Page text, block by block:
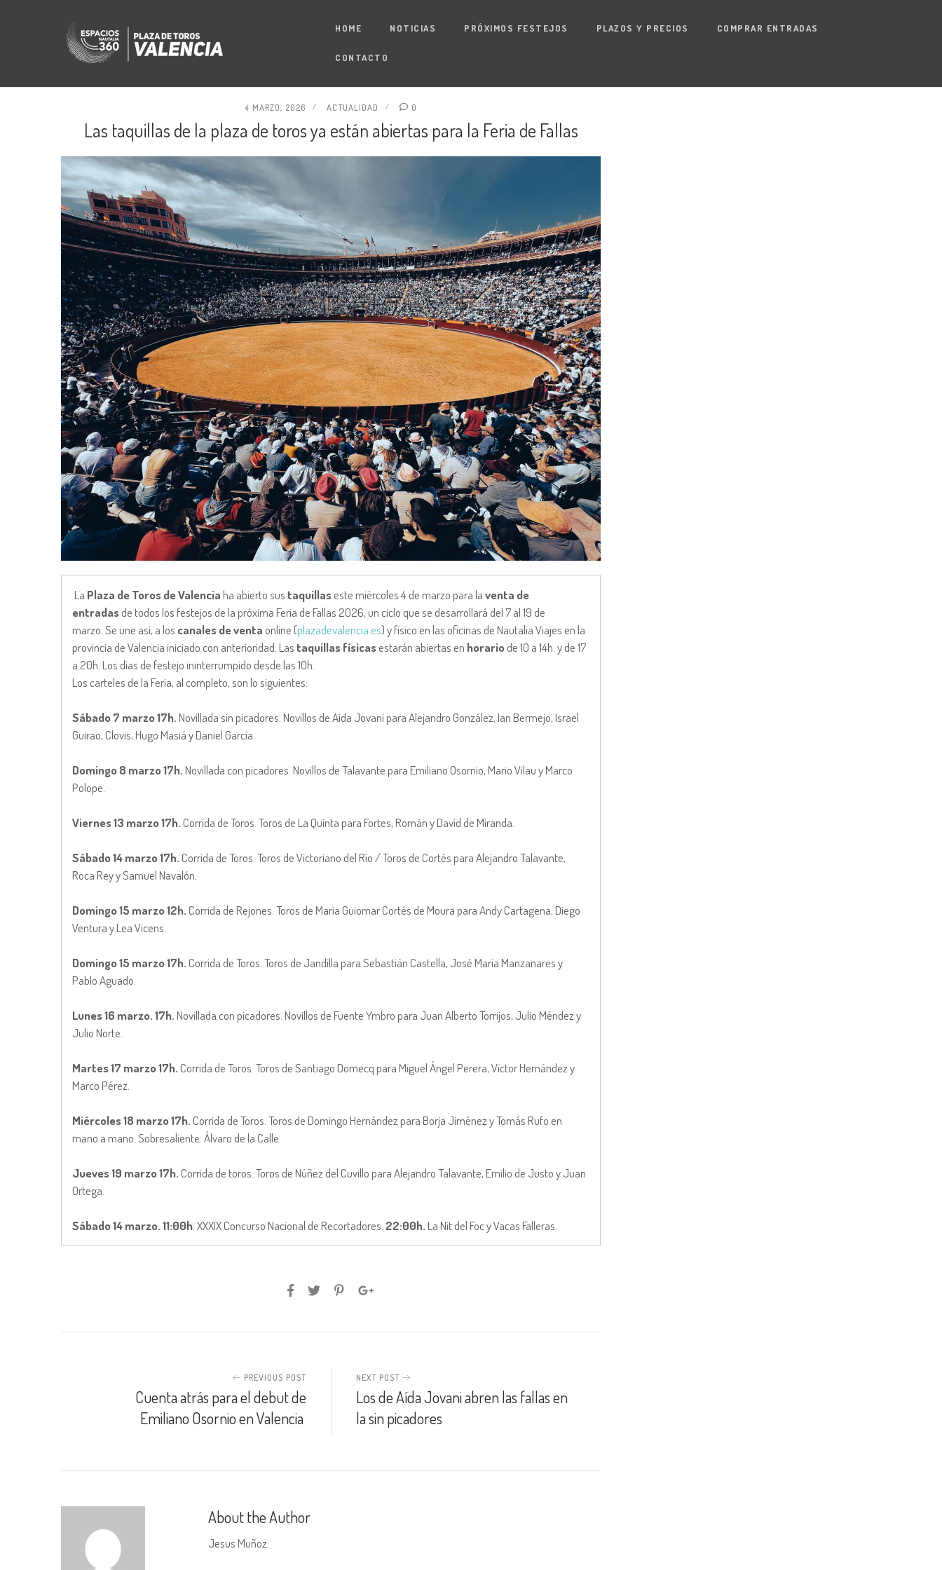
HOME NOTICIAS PRÓXIMOS FESTEJOS PLAZOS Y PRECIOS COMPRAR ENTRADAS
CONTACTO
4 MARZO, 2026 ACTUALIDAD 0
Las taquillas de la plaza de toros ya están abiertas para la Feria de Fallas
La Plaza de Toros de Valencia ha abierto sus taquillas este miércoles 4 de marzo para laventa de
entradas de todos los festejos de la próxima Feria de Fallas 2026, un ciclo que se desarrollará del 7 al 19 de
marzo. Se une así, a los canales de venta online (plazadevalencia.es) y físico en las oficinas de Nautalia Viajes en la
provincia de Valencia iniciado con anterioridad. Las taquillas físicas estarán abiertas en horariode 10 a 14h. y de 17
a 20h. Los días de festejo ininterrumpido desde las 10h.
Los carteles de la Feria, al completo, son lo siguientes:
Sábado 7 marzo 17h. Novillada sin picadores. Novillos de Aida Jovani para Alejandro González, Ian Bermejo, Israel
Guirao, Clovis, Hugo Masiá y Daniel García.
Domingo 8 marzo 17h. Novillada con picadores. Novillos de Talavante para Emiliano Osornio, Mario Vilau y Marco
Polope.
Viernes 13 marzo 17h. Corrida de Toros. Toros de La Quinta para Fortes, Román y David de Miranda.
Sábado 14 marzo 17h. Corrida de Toros. Toros de Victoriano del Río / Toros de Cortés para Alejandro Talavante,
Roca Rey y Samuel Navalón.
Domingo 15 marzo 12h. Corrida de Rejones. Toros de María Guiomar Cortés de Moura para Andy Cartagena, Diego
Ventura y Lea Vicens.
Domingo 15 marzo 17h. Corrida de Toros. Toros de Jandilla para Sebastián Castella, José María Manzanares y
Pablo Aguado.
Lunes 16 marzo. 17h. Novillada con picadores. Novillos de Fuente Ymbro para Juan Alberto Torrijos, Julio Méndez y
Julio Norte.
Martes 17 marzo 17h. Corrida de Toros. Toros de Santiago Domecq para Miguel Ángel Perera, Víctor Hernández y
Marco Pérez.
Miércoles 18 marzo 17h. Corrida de Toros. Toros de Domingo Hernández para Borja Jiménez y Tomás Rufo en
mano a mano. Sobresaliente: Álvaro de la Calle.
Jueves 19 marzo 17h. Corrida de toros. Toros de Núñez del Cuvillo para Alejandro Talavante, Emilio de Justo y Juan
Ortega.
Sábado 14 marzo. 11:00h. XXXIX Concurso Nacional de Recortadores. 22:00h. La Nit del Foc y Vacas Falleras.
PREVIOUS POST
Cuenta atrás para el debut de
Emiliano Osornio en Valencia
NEXT POST
Los de Aída Jovani abren las fallas en
la sin picadores
About the Author
Jesus Muñoz: